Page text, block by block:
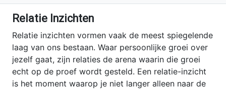
Relatie Inzichten
Relatie inzichten vormen vaak de meest spiegelende
laag van ons bestaan. Waar persoonlijke groei over
jezelf gaat, zijn relaties de arena waarin die groei
echt op de proef wordt gesteld. Een relatie-inzicht
is het moment waarop je niet langer alleen naar de